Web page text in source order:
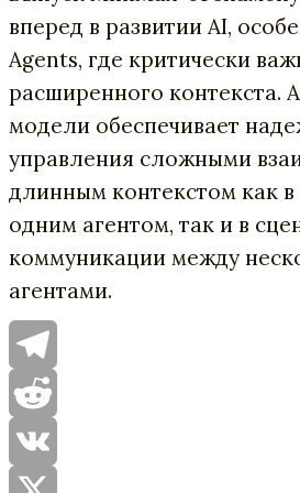
вперед в развитии AI,
Agents, где критически
расширенного контекста.
модели обеспечивает
управления сложными
длинным контекстом как в
одним агентом, так и в
коммуникации между
агентами.
Telegram
Reddit
VK